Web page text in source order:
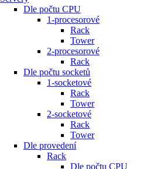
Dle počtu CPU
1-procesorové
Rack
Tower
2-procesorové
Rack
Dle počtu socketů
1-socketové
Rack
Tower
2-socketové
Rack
Tower
Dle provedení
Rack
Dle počtu CPU